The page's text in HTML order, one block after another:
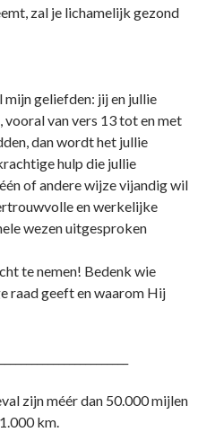
zal je lichamelijk gezond
mijn geliefden: jij en jullie
vooral van vers 13 tot en met
dan wordt het jullie
hulp die jullie
of andere wijze vijandig wil
en werkelijke
wezen uitgesproken
te nemen! Bedenk wie
raad geeft en waarom Hij
zijn méér dan 50.000 mijlen
km.